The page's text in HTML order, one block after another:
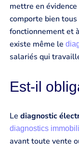
mettre en
comporte bien
fonctionnement et
existe même le
salariés qui
Est-il
Le diagnostic
diagnostics
avant toute vente